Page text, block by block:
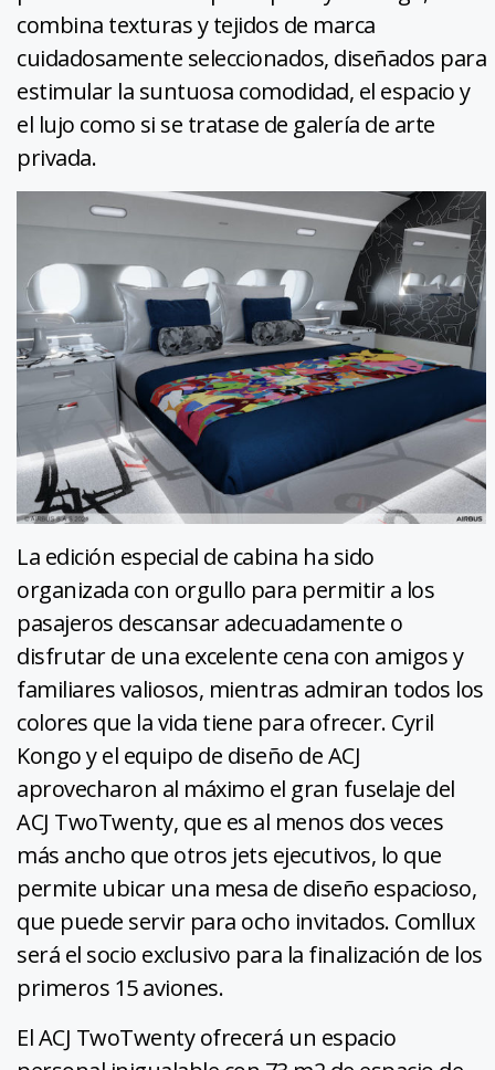
combina texturas y tejidos de marca
cuidadosamente seleccionados, diseñados para
estimular la suntuosa comodidad, el espacio y
el lujo como si se tratase de galería de arte
privada.
La edición especial de cabina ha sido
organizada con orgullo para permitir a los
pasajeros descansar adecuadamente o
disfrutar de una excelente cena con amigos y
familiares valiosos, mientras admiran todos los
colores que la vida tiene para ofrecer. Cyril
Kongo y el equipo de diseño de ACJ
aprovecharon al máximo el gran fuselaje del
ACJ TwoTwenty, que es al menos dos veces
más ancho que otros jets ejecutivos, lo que
permite ubicar una mesa de diseño espacioso,
que puede servir para ocho invitados. Comllux
será el socio exclusivo para la finalización de los
primeros 15 aviones.
El ACJ TwoTwenty ofrecerá un espacio